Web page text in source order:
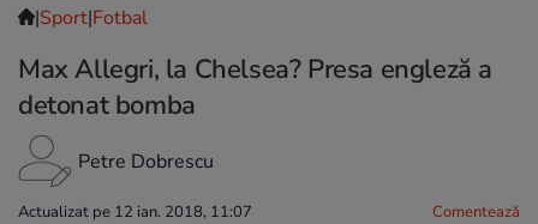
|Sport|Fotbal
Max Allegri, la Chelsea? Presa engleză a
detonat bomba
Petre Dobrescu
Actualizat pe 12 ian. 2018, 11:07 Comentează